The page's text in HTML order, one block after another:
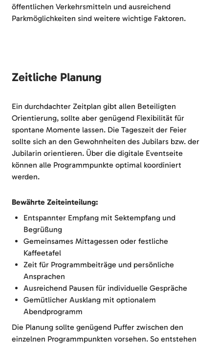
öffentlichen Verkehrsmitteln und ausreichend
Parkmöglichkeiten sind weitere wichtige Faktoren.
Zeitliche Planung
Ein durchdachter Zeitplan gibt allen Beteiligten
Orientierung, sollte aber genügend Flexibilität für
spontane Momente lassen. Die Tageszeit der Feier
sollte sich an den Gewohnheiten des Jubilars bzw. der
Jubilarin orientieren. Über die digitale Eventseite
können alle Programmpunkte optimal koordiniert
werden.
Bewährte Zeiteinteilung:
Entspannter Empfang mit Sektempfang und
Begrüßung
Gemeinsames Mittagessen oder festliche
Kaffeetafel
Zeit für Programmbeiträge und persönliche
Ansprachen
Ausreichend Pausen für individuelle Gespräche
Gemütlicher Ausklang mit optionalem
Abendprogramm
Die Planung sollte genügend Puffer zwischen den
einzelnen Programmpunkten vorsehen. So entstehen